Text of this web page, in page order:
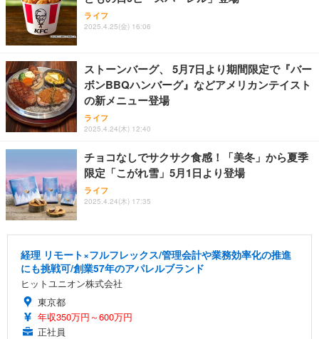
ライフ
2025.4.25(金) 16:06
ストーンバーグ、 5月7日より期間限定で『バー
ボンBBQハンバーグ』などアメリカンテイスト
の新メニュー登場
ライフ
2025.4.24(木) 12:40
チョコなしでサクサク食感！「美冬」から夏季
限定「こがれ雪」5月1日より登場
ライフ
2025.4.24(木) 17:35
経理 リモート×フルフレックス/管理会計や業務効率化の推進
にも挑戦可/創業57年のアパレルブランド
ヒットユニオン株式会社
東京都
年収350万円～600万円
正社員